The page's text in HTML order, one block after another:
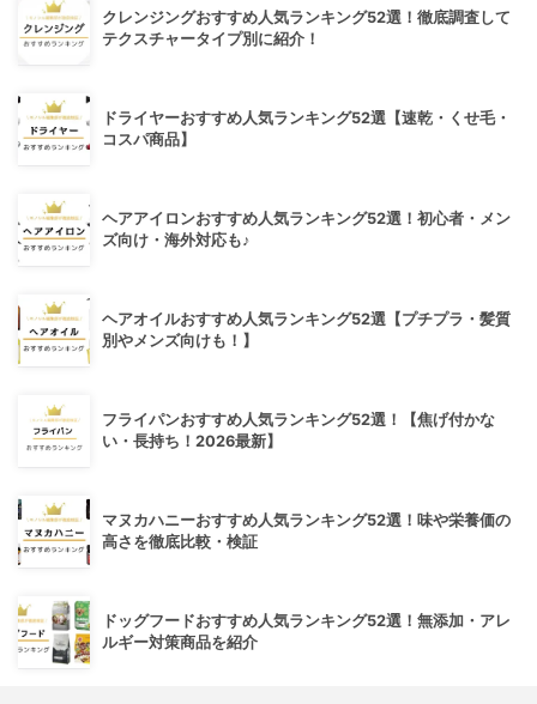
クレンジングおすすめ人気ランキング52選！徹底調査して
テクスチャータイプ別に紹介！
ドライヤーおすすめ人気ランキング52選【速乾・くせ毛・
コスパ商品】
ヘアアイロンおすすめ人気ランキング52選！初心者・メン
ズ向け・海外対応も♪
ヘアオイルおすすめ人気ランキング52選【プチプラ・髪質
別やメンズ向けも！】
フライパンおすすめ人気ランキング52選！【焦げ付かな
い・長持ち！2026最新】
マヌカハニーおすすめ人気ランキング52選！味や栄養価の
高さを徹底比較・検証
ドッグフードおすすめ人気ランキング52選！無添加・アレ
ルギー対策商品を紹介